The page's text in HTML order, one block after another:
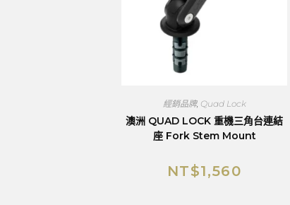
經銷品牌, Quad Lock
澳洲 QUAD LOCK 重機三角台連結
座 Fork Stem Mount
NT$1,560